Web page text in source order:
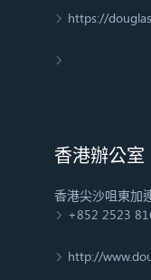
https://
香港辦公室
香港尖沙咀東加
+852 2523
http://